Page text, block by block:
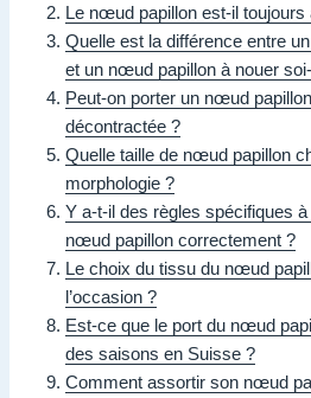
Le nœud papillon est-il
Quelle est la différence entre
et un nœud papillon à nouer
Peut-on porter un nœud
décontractée ?
Quelle taille de nœud papillon
morphologie ?
Y a-t-il des règles spécifiques
nœud papillon correctement ?
Le choix du tissu du nœud
l’occasion ?
Est-ce que le port du nœud
des saisons en Suisse ?
Comment assortir son nœud